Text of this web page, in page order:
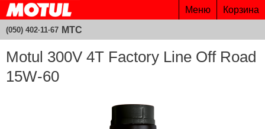
Motul 300V 4T Factory Line Off Road
15W-60
Меню Корзина
(050) 402·11·67 МТС